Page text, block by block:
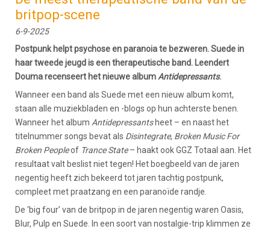
britpop-scene
6-9-2025
Postpunk helpt psychose en paranoia te bezweren. Suede in
haar tweede jeugd is een therapeutische band. Leendert
Douma recenseert het nieuwe albumAntidepressants.
Wanneer een band als Suede met een nieuw album komt,
staan alle muziekbladen en -blogs op hun achterste benen.
Wanneer het album Antidepressantsheet – en naast het
titelnummer songs bevat als Disintegrate, Broken Music For
Broken Peopleof Trance State– haakt ook GGZ Totaal aan. Het
resultaat valt beslist niet tegen! Het boegbeeld van de jaren
negentig heeft zich bekeerd tot jaren tachtig postpunk,
compleet met praatzang en een paranoïde randje.
De ‘big four’ van de britpop in de jaren negentig waren Oasis,
Blur, Pulp en Suede. In een soort van nostalgie-trip klimmen ze